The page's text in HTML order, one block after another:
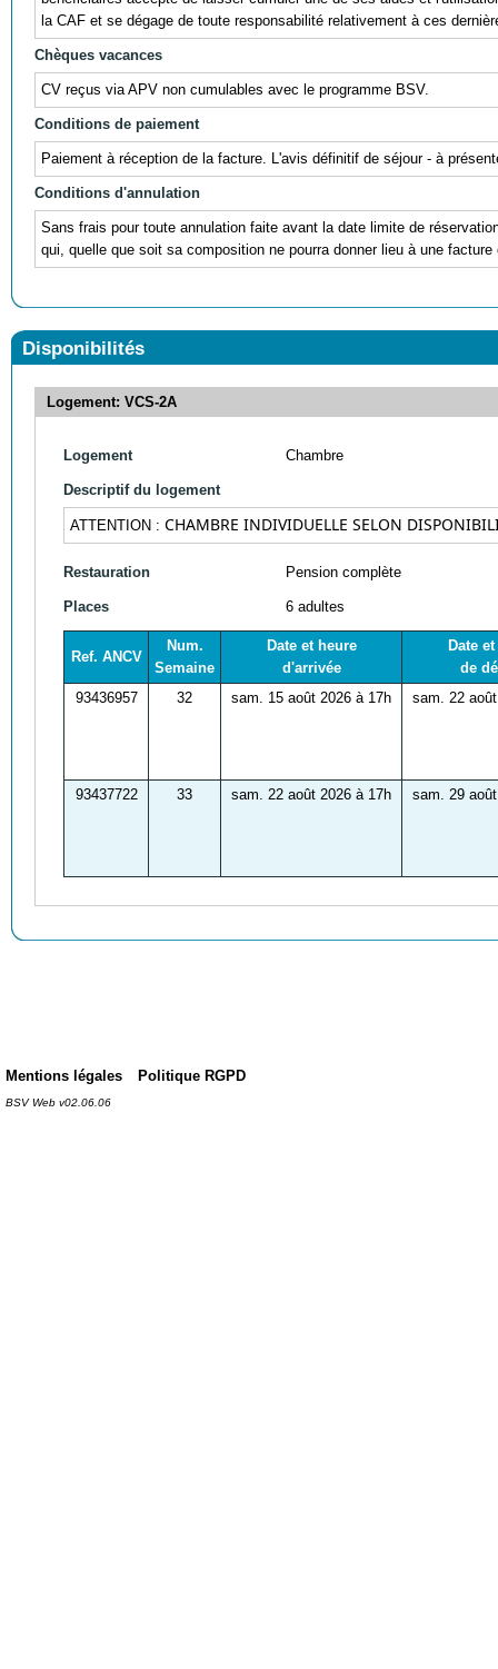
la CAF et se dégage de toute responsabilité relativement à ces
Chèques vacances
CV reçus via APV non cumulables avec le programme BSV.
Conditions de paiement
Paiement à réception de la facture. L'avis définitif de séjour - à
Conditions d'annulation
Sans frais pour toute annulation faite avant la date limite de
qui, quelle que soit sa composition ne pourra donner lieu à une
Disponibilités
Logement: VCS-2A
Logement Chambre
Descriptif du logement
ATTENTION : CHAMBRE INDIVIDUELLE SELON
Restauration Pension complète
Places 6 adultes
Ref. ANCV
Num.
Semaine
Date et heure
d'arrivée
Date
de
93436957
32 sam. 15 août 2026 à 17h sam. 22
93437722 33 sam. 22 août 2026 à 17h sam. 29
Mentions légales Politique RGPD
BSV Web v02.06.06